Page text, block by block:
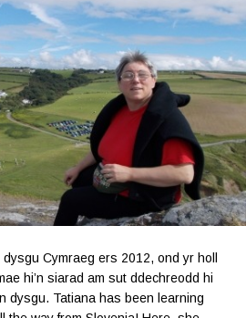
Cymraeg ers 2012, ond yr holl
hi’n siarad am sut ddechreodd hi
dysgu. Tatiana has been learning